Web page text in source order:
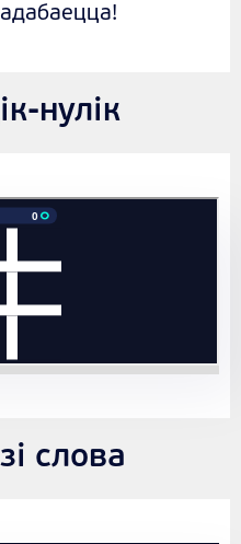
нулiк
слова